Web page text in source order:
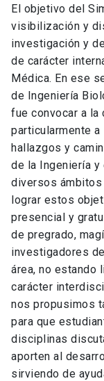
El objetivo del
visibilización y
investigación y
de carácter
Médica. En ese
de Ingeniería
fue convocar a
particularmente a
hallazgos y
de la Ingeniería
diversos ámbitos
lograr estos
presencial y
de pregrado,
investigadores
área, no estando
carácter
nos propusimos
para que
disciplinas
aporten al
sirviendo de